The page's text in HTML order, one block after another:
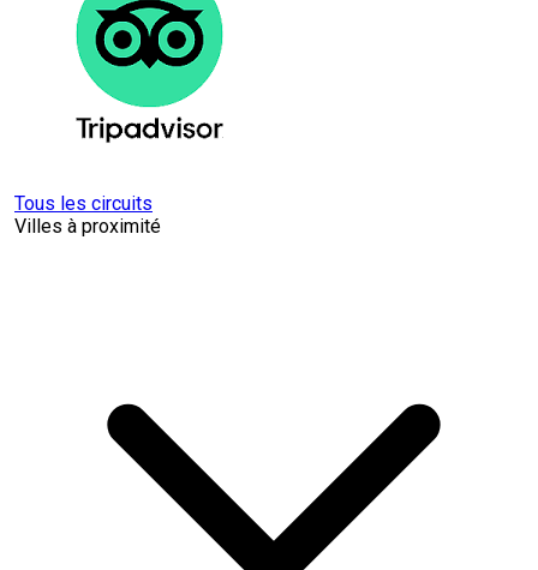
Tous les circuits
Villes à proximité